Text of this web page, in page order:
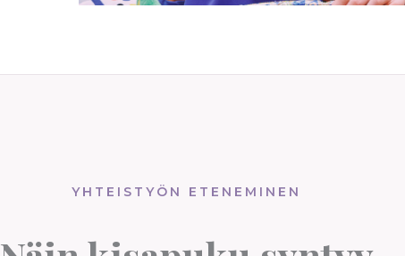
YHTEISTYÖN ETENEMINEN